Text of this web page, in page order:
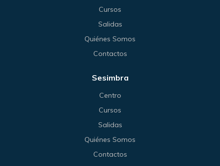
Cursos
Salidas
Quiénes Somos
Contactos
Sesimbra
Centro
Cursos
Salidas
Quiénes Somos
Contactos